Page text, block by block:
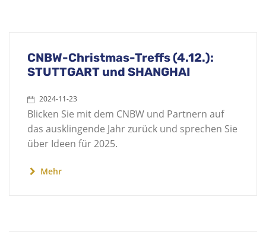
CNBW-Christmas-Treffs (4.12.):
STUTTGART und SHANGHAI
2024-11-23
Blicken Sie mit dem CNBW und Partnern auf
das ausklingende Jahr zurück und sprechen Sie
über Ideen für 2025.
Mehr